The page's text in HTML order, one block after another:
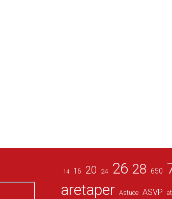
14 16 20 24 26 28 650
aretaper Astuce ASVP